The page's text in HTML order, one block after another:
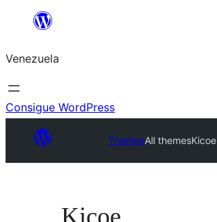
Saltar
contenido
Venezuela
Consigue WordPress
ThemesAll themesKicoe